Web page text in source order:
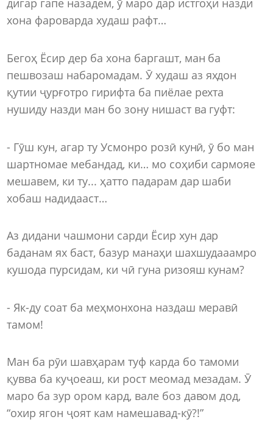
дигар гапе назадем, ӯ маро дар истгоҳи назди
хона фароварда худаш рафт…
Бегоҳ Ёсир дер ба хона баргашт, ман ба
пешвозаш набаромадам. Ӯ худаш аз яхдон
қутии ҷурғотро гирифта ба пиёлае рехта
нушиду назди ман бо зону нишаст ва гуфт:
- Гӯш кун, агар ту Усмонро розӣ кунӣ, ӯ бо ман
шартномае мебандад, ки… мо соҳиби сармояе
мешавем, ки ту... ҳатто падарам дар шаби
хобаш надидааст…
Аз дидани чашмони сарди Ёсир хун дар
баданам ях баст, базур манаҳи шахшудааамро
кушода пурсидам, ки чӣ гуна ризояш кунам?
- Як-ду соат ба меҳмонхона наздаш меравӣ
тамом!
Ман ба рӯи шавҳарам туф карда бо тамоми
қувва ба куҷоеаш, ки рост меомад мезадам. Ӯ
маро ба зур ором кард, вале боз давом дод,
“охир ягон ҷоят кам намешавад-кӯ?!”